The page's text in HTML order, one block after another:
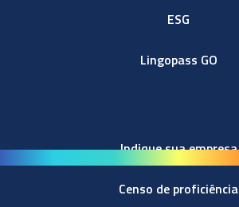
ESG
Lingopass GO
Indique sua empresa
Censo de proficiência